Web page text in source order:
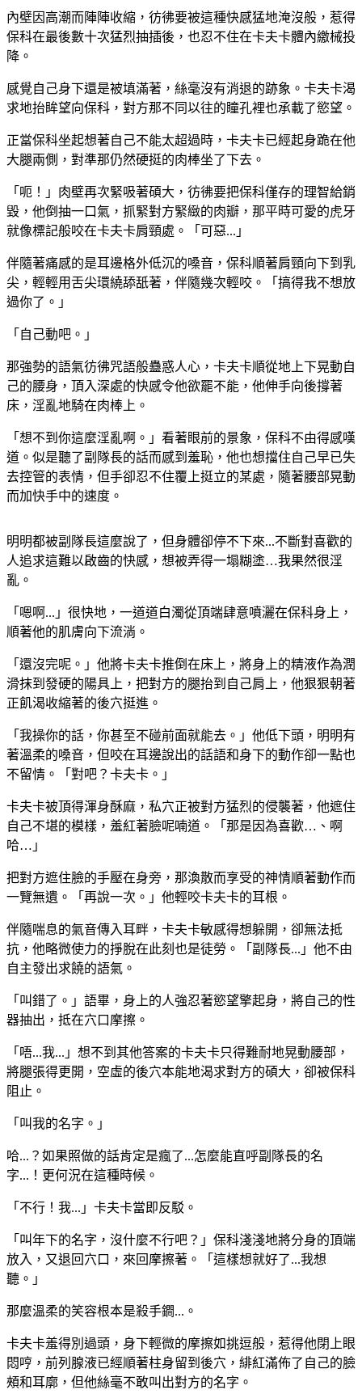
內壁因高潮而陣陣收縮，彷彿要被這種快感猛地淹沒般，惹得
保科在最後數十次猛烈抽插後，也忍不住在卡夫卡體內繳械投
降。
感覺自己身下還是被填滿著，絲毫沒有消退的跡象。卡夫卡渴
求地抬眸望向保科，對方那不同以往的瞳孔裡也承載了慾望。
正當保科坐起想著自己不能太超過時，卡夫卡已經起身跪在他
大腿兩側，對準那仍然硬挺的肉棒坐了下去。
「呃！」肉壁再次緊吸著碩大，彷彿要把保科僅存的理智給銷
毀，他倒抽一口氣，抓緊對方緊緻的肉瓣，那平時可愛的虎牙
就像標記般咬在卡夫卡肩頸處。「可惡...」
伴隨著痛感的是耳邊格外低沉的嗓音，保科順著肩頸向下到乳
尖，輕輕用舌尖環繞舔舐著，伴隨幾次輕咬。「搞得我不想放
過你了。」
「自己動吧。」
那強勢的語氣彷彿咒語般蠱惑人心，卡夫卡順從地上下晃動自
己的腰身，頂入深處的快感令他欲罷不能，他伸手向後撐著
床，淫亂地騎在肉棒上。
「想不到你這麼淫亂啊。」看著眼前的景象，保科不由得感嘆
道。似是聽了副隊長的話而感到羞恥，他也想擋住自己早已失
去控管的表情，但手卻忍不住覆上挺立的某處，隨著腰部晃動
而加快手中的速度。
明明都被副隊長這麼說了，但身體卻停不下來...不斷對喜歡的
人追求這難以啟齒的快感，想被弄得一塌糊塗…我果然很淫
亂。
「嗯啊...」很快地，一道道白濁從頂端肆意噴灑在保科身上，
順著他的肌膚向下流淌。
「還沒完呢。」他將卡夫卡推倒在床上，將身上的精液作為潤
滑抹到發硬的陽具上，把對方的腿抬到自己肩上，他狠狠朝著
正飢渴收縮著的後穴挺進。
「我操你的話，你甚至不碰前面就能去。」他低下頭，明明有
著溫柔的嗓音，但咬在耳邊說出的話語和身下的動作卻一點也
不留情。「對吧？卡夫卡。」
卡夫卡被頂得渾身酥麻，私穴正被對方猛烈的侵襲著，他遮住
自己不堪的模樣，羞紅著臉呢喃道。「那是因為喜歡…、啊
哈…」
把對方遮住臉的手壓在身旁，那渙散而享受的神情順著動作而
一覽無遺。「再說一次。」他輕咬卡夫卡的耳根。
伴隨喘息的氣音傳入耳畔，卡夫卡敏感得想躲開，卻無法抵
抗，他略微使力的掙脫在此刻也是徒勞。「副隊長...」他不由
自主發出求饒的語氣。
「叫錯了。」語畢，身上的人強忍著慾望擎起身，將自己的性
器抽出，抵在穴口摩擦。
「唔...我...」想不到其他答案的卡夫卡只得難耐地晃動腰部，
將腿張得更開，空虛的後穴本能地渴求對方的碩大，卻被保科
阻止。
「叫我的名字。」
哈...？如果照做的話肯定是瘋了...怎麼能直呼副隊長的名
字...！更何況在這種時候。
「不行！我...」卡夫卡當即反駁。
「叫年下的名字，沒什麼不行吧？」保科淺淺地將分身的頂端
放入，又退回穴口，來回摩擦著。「這樣想就好了...我想
聽。」
那麼溫柔的笑容根本是殺手鐧...。
卡夫卡羞得別過頭，身下輕微的摩擦如挑逗般，惹得他閉上眼
悶哼，前列腺液已經順著柱身留到後穴，緋紅滿佈了自己的臉
頰和耳廓，但他絲毫不敢叫出對方的名字。